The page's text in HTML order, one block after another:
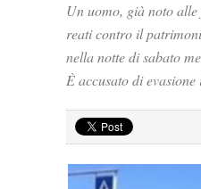
Un uomo, già noto
reati contro il
nella notte di sabato
È accusato di